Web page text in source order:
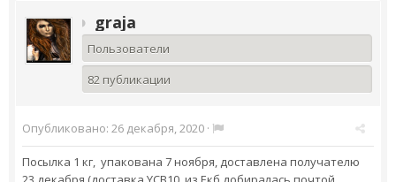
graja
Пользователи
82 публикации
Опубликовано: 26 декабря, 2020 ·
Посылка 1 кг, упакована 7 ноября, доставлена получателю